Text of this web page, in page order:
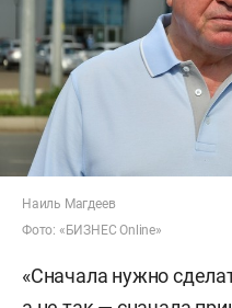
Наиль Магдеев
Фото: «БИЗНЕС Online»
«Сначала нужно